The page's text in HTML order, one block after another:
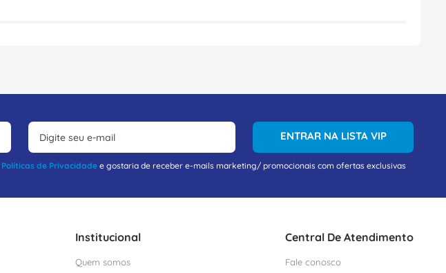
ENTRAR NA LISTA VIP
Políticas de Privacidade e gostaria de receber e-mails marketing/ promocionais com ofertas exclusivas
Institucional
Quem somos
Central De Atendimento
Fale conosco